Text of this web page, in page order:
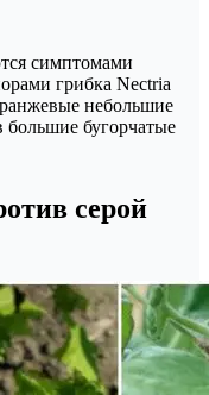
симптомами
грибка Nectria
небольшие
большие бугорчатые
серой